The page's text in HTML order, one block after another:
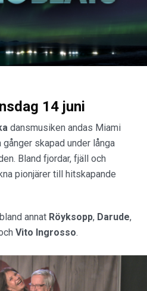
14 juni
dansmusiken andas Miami
skapad under långa
Bland fjordar, fjäll och
pionjärer till hitskapande
annat Röyksopp, Darude,
Vito Ingrosso.